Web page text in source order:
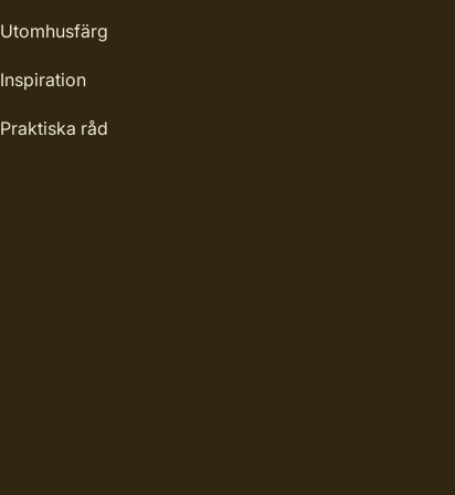
Utomhusfärg
Inspiration
Praktiska råd